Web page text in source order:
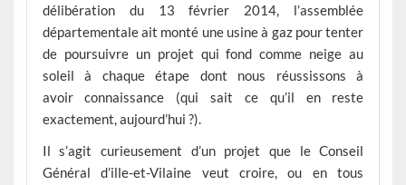
délibération du 13 février 2014, l’assemblée
départementale ait monté une usine à gaz pour tenter
de poursuivre un projet qui fond comme neige au
soleil à chaque étape dont nous réussissons à
avoir connaissance (qui sait ce qu’il en reste
exactement, aujourd’hui ?).
Il s’agit curieusement d’un projet que le Conseil
Général d’ille-et-Vilaine veut croire, ou en tous